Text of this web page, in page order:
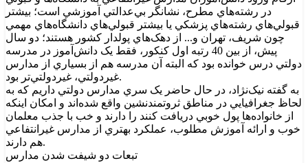
در رشته‌هاي مطرح، نشانگر بي‌عدالتي آموزشي است؛ بيشتر
قبولي‌هاي رشته‌هاي پزشکي يا بيشتر قبولي‌هاي دانشگاه‌هاي مهمي
چون شريف، تهران و... از دهک‌هاي پولدار کشور هستند؛ دو سال
پيش، از بين 40 رتبه اول کنکور، فقط يک دانش‌آموز در مدرسه
دولتي درس خوانده بود که البته آن مدرسه هم از بسياري از مدارس
غيردولتي، غيردولتي‌تر بود.
به گفته نيک‌نژاد، در حال حاضر يک سري مدارس دولتي داريم که به
لحاظ جغرافيايي در مناطق ثروتمندنشين واقع شده‌اند و امکان اينکه
از خانواده‌ها پول خوبي دريافت کنند را دارند و خب با جذب معلمان
خوب و ارائه آموزش مطلوب، عملکرد بهتري از مدارس غيرانتفاعي
هم دارند.
تبعات دو شيفت شدن مدارس